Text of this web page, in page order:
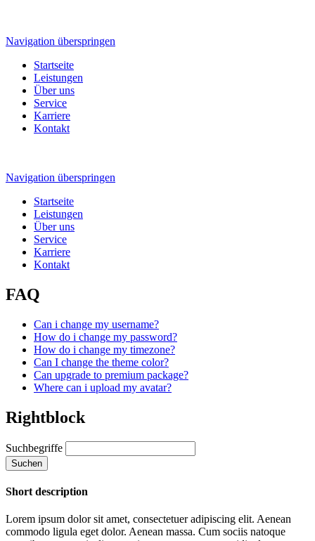
Navigation überspringen
Startseite
Leistungen
Über uns
Service
Karriere
Kontakt
Navigation überspringen
Startseite
Leistungen
Über uns
Service
Karriere
Kontakt
FAQ
Can i change my username?
How do i change my password?
How do i change my timezone?
Can I change the theme color?
Can upgrade to premium package?
Where can i upload my avatar?
Rightblock
Suchbegriffe
Suchen
Short description
Lorem ipsum dolor sit amet, consectetuer adipiscing elit. Aenean
commodo ligula eget dolor. Aenean massa. Cum sociis natoque